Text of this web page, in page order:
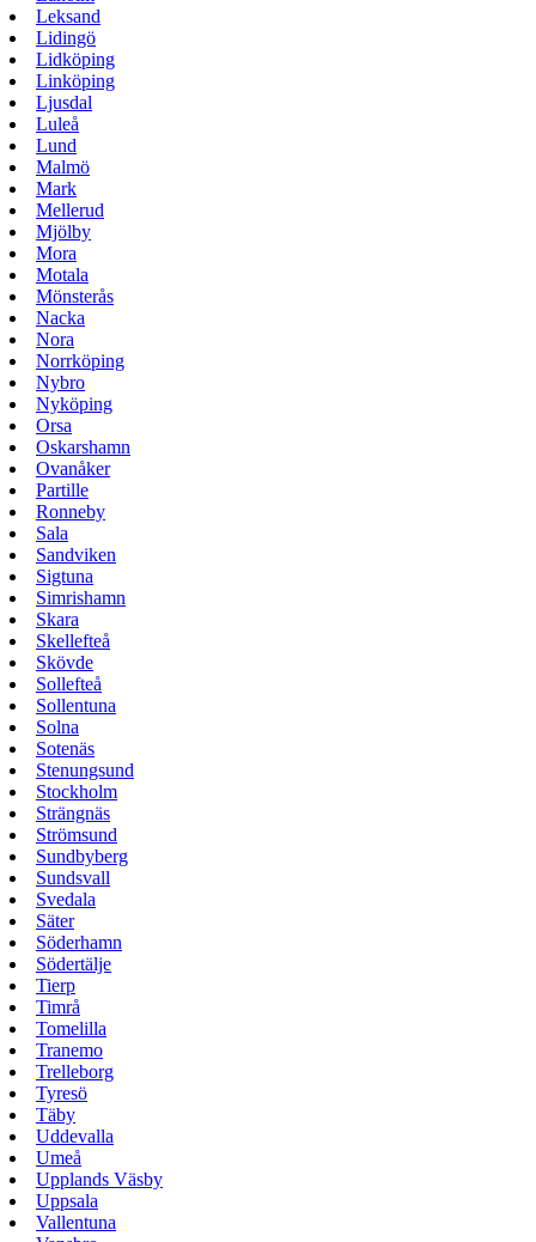
Leksand
Lidingö
Lidköping
Linköping
Ljusdal
Luleå
Lund
Malmö
Mark
Mellerud
Mjölby
Mora
Motala
Mönsterås
Nacka
Nora
Norrköping
Nybro
Nyköping
Orsa
Oskarshamn
Ovanåker
Partille
Ronneby
Sala
Sandviken
Sigtuna
Simrishamn
Skara
Skellefteå
Skövde
Sollefteå
Sollentuna
Solna
Sotenäs
Stenungsund
Stockholm
Strängnäs
Strömsund
Sundbyberg
Sundsvall
Svedala
Säter
Söderhamn
Södertälje
Tierp
Timrå
Tomelilla
Tranemo
Trelleborg
Tyresö
Täby
Uddevalla
Umeå
Upplands Väsby
Uppsala
Vallentuna